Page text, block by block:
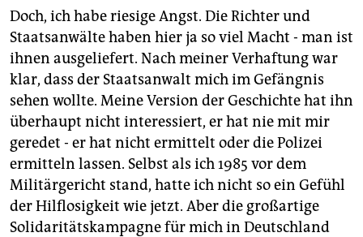
Doch, ich habe riesige Angst. Die Richter und
Staatsanwälte haben hier ja so viel Macht - man ist
ihnen ausgeliefert. Nach meiner Verhaftung war
klar, dass der Staatsanwalt mich im Gefängnis
sehen wollte. Meine Version der Geschichte hat ihn
überhaupt nicht interessiert, er hat nie mit mir
geredet - er hat nicht ermittelt oder die Polizei
ermitteln lassen. Selbst als ich 1985 vor dem
Militärgericht stand, hatte ich nicht so ein Gefühl
der Hilflosigkeit wie jetzt. Aber die großartige
Solidaritätskampagne für mich in Deutschland